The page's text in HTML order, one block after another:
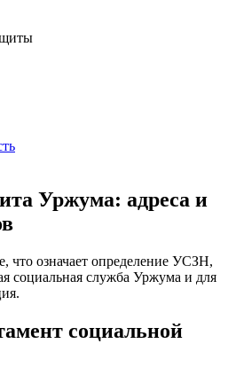
Уржума: адреса и
что означает определение УСЗН,
социальная служба Уржума и для
социальной